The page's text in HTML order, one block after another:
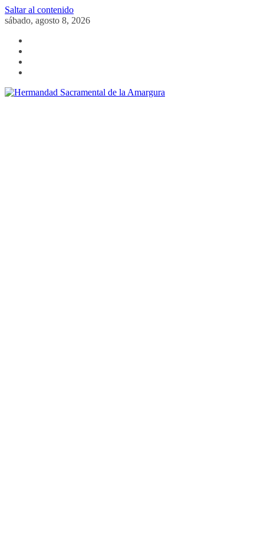
Saltar al contenido
sábado, agosto 8, 2026